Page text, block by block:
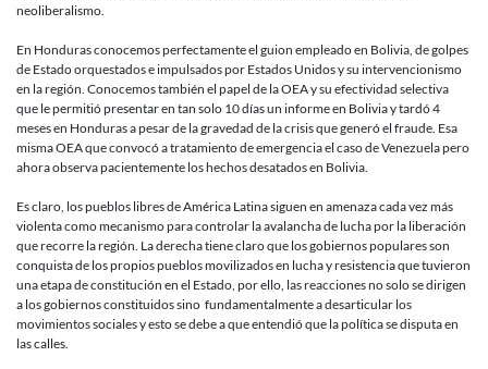
neoliberalismo.
En Honduras conocemos perfectamente el guion empleado en Bolivia, de golpes
de Estado orquestados e impulsados por Estados Unidos y su intervencionismo
en la región. Conocemos también el papel de la OEA y su efectividad selectiva
que le permitió presentar en tan solo 10 días un informe en Bolivia y tardó 4
meses en Honduras a pesar de la gravedad de la crisis que generó el fraude. Esa
misma OEA que convocó a tratamiento de emergencia el caso de Venezuela pero
ahora observa pacientemente los hechos desatados en Bolivia.
Es claro, los pueblos libres de América Latina siguen en amenaza cada vez más
violenta como mecanismo para controlar la avalancha de lucha por la liberación
que recorre la región. La derecha tiene claro que los gobiernos populares son
conquista de los propios pueblos movilizados en lucha y resistencia que tuvieron
una etapa de constitución en el Estado, por ello, las reacciones no solo se dirigen
a los gobiernos constituidos sino fundamentalmente a desarticular los
movimientos sociales y esto se debe a que entendió que la política se disputa en
las calles.